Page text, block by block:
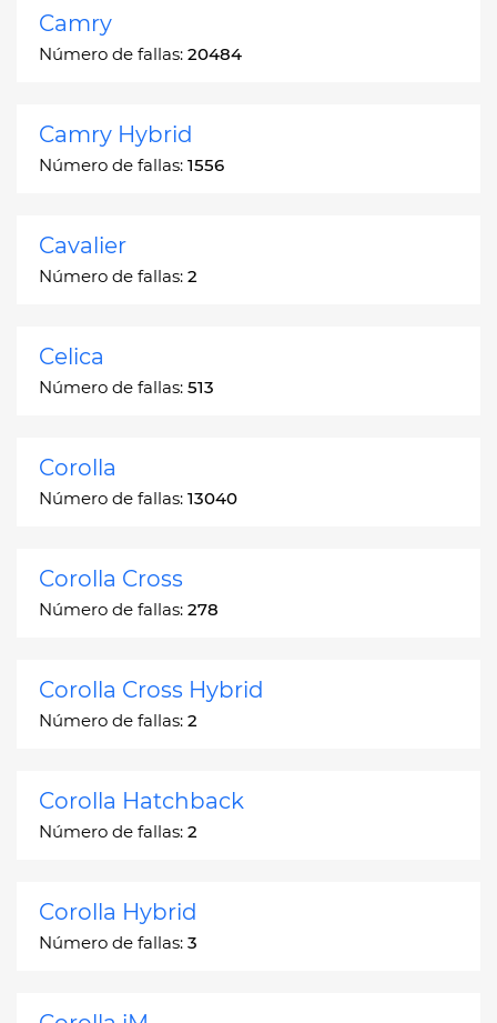
Camry
Número de fallas: 20484
Camry Hybrid
Número de fallas: 1556
Cavalier
Número de fallas: 2
Celica
Número de fallas: 513
Corolla
Número de fallas: 13040
Corolla Cross
Número de fallas: 278
Corolla Cross Hybrid
Número de fallas: 2
Corolla Hatchback
Número de fallas: 2
Corolla Hybrid
Número de fallas: 3